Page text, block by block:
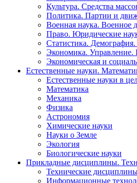
Культура. Средства
Политика. Партии и
Военная наука. Военное
Право. Юридические
Статистика.
Экономика. Управление.
Экономическая и
Естественные науки.
Естественные науки в
Математика
Механика
Физика
Астрономия
Химические науки
Науки о Земле
Экология
Биологические науки
Прикладные дисциплины.
Технические
Информационные